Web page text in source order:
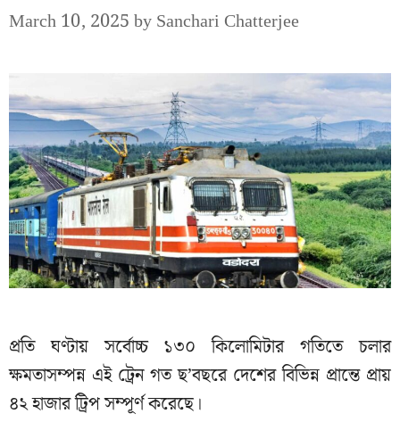
March 10, 2025bySanchari Chatterjee
প্রতি ঘণ্টায় সর্বোচ্চ ১৩০ কিলোমিটার গতিতে চলার
ক্ষমতাসম্পন্ন এই ট্রেন গত ছ’বছরে দেশের বিভিন্ন প্রান্তে প্রায়
৪২ হাজার ট্রিপ সম্পূর্ণ করেছে।